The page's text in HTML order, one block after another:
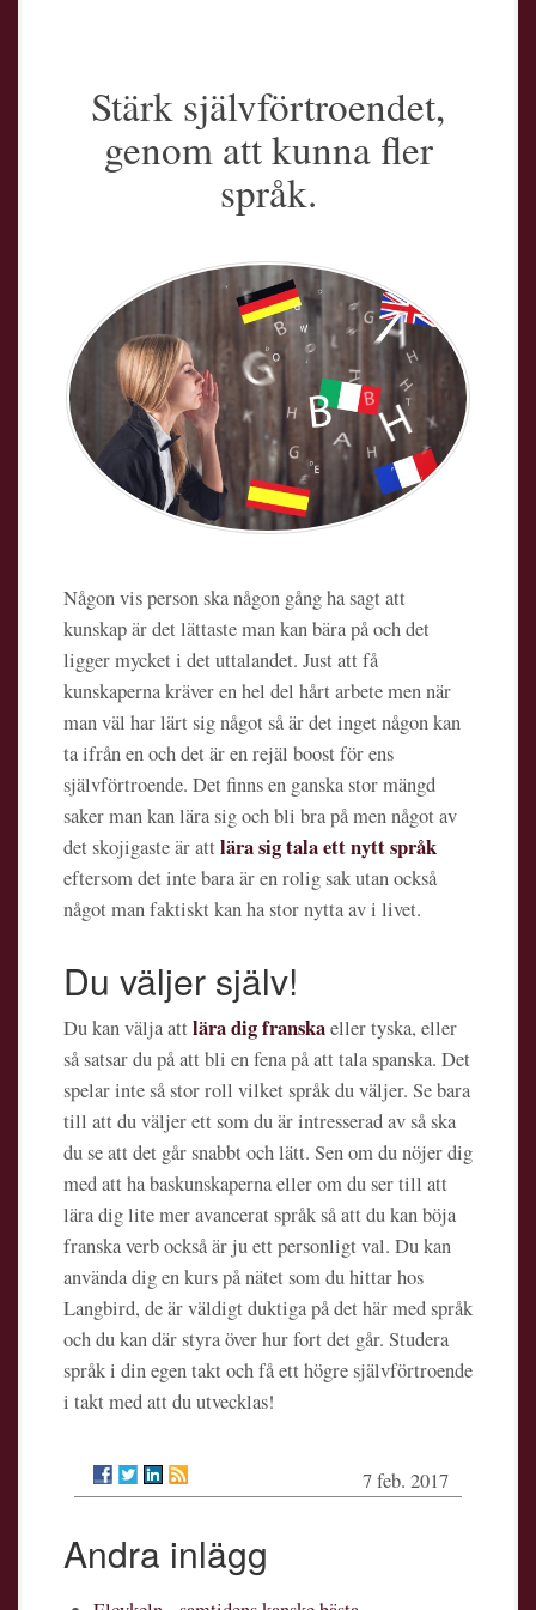
Stärk självförtroendet,
genom att kunna fler
språk.
Någon vis person ska någon gång ha sagt att
kunskap är det lättaste man kan bära på och det
ligger mycket i det uttalandet. Just att få
kunskaperna kräver en hel del hårt arbete men när
man väl har lärt sig något så är det inget någon kan
ta ifrån en och det är en rejäl boost för ens
självförtroende. Det finns en ganska stor mängd
saker man kan lära sig och bli bra på men något av
det skojigaste är attlära sig tala ett nytt språk
eftersom det inte bara är en rolig sak utan också
något man faktiskt kan ha stor nytta av i livet.
Du väljer själv!
Du kan välja attlära dig franskaeller tyska, eller
så satsar du på att bli en fena på att tala spanska. Det
spelar inte så stor roll vilket språk du väljer. Se bara
till att du väljer ett som du är intresserad av så ska
du se att det går snabbt och lätt. Sen om du nöjer dig
med att ha baskunskaperna eller om du ser till att
lära dig lite mer avancerat språk så att du kan böja
franska verb också är ju ett personligt val. Du kan
använda dig en kurs på nätet som du hittar hos
Langbird, de är väldigt duktiga på det här med språk
och du kan där styra över hur fort det går. Studera
språk i din egen takt och få ett högre självförtroende
i takt med att du utvecklas!
7 feb. 2017
Andra inlägg